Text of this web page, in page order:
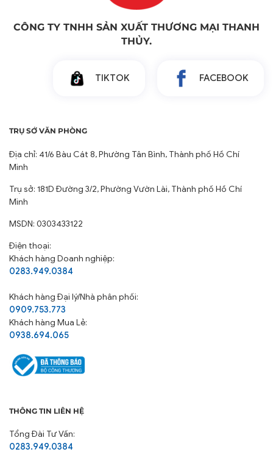
CÔNG TY TNHH SẢN XUẤT THƯƠNG MẠI THANH
THỦY.
TIKTOK FACEBOOK
TRỤ SỞ VĂN PHÒNG
Địa chỉ: 41/6 Bàu Cát 8, Phường Tân Bình, Thành phố Hồ Chí
Minh
Trụ sở: 181D Đường 3/2, Phường Vườn Lài, Thành phố Hồ Chí
Minh
MSDN: 0303433122
Điện thoại:
Khách hàng Doanh nghiệp:
0283.949.0384
Khách hàngĐại lý/Nhà phân phối:
0909.753.773
Khách hàng Mua Lẻ:
0938.694.065
THÔNG TIN LIÊN HỆ
Tổng Đài Tư Vấn:
0283.949.0384